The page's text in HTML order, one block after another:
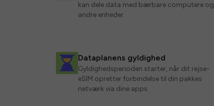
kan dele data med bærbare computere og
andre enheder.
Dataplanens gyldighed
Gyldighedsperioden starter, når dit rejse-
eSIM opretter forbindelse til din pakkes
netværk via dine apps.